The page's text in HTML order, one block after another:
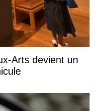
Arts devient un